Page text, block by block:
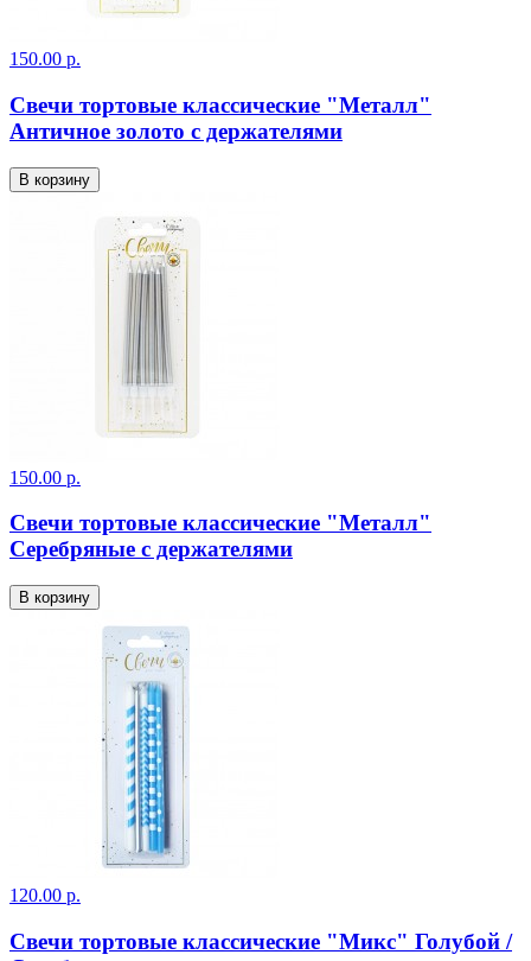
150.00 р.
Свечи тортовые классические "Металл"
Античное золото с держателями
В корзину
150.00 р.
Свечи тортовые классические "Металл"
Серебряные с держателями
В корзину
120.00 р.
Свечи тортовые классические "Микс" Голубой /